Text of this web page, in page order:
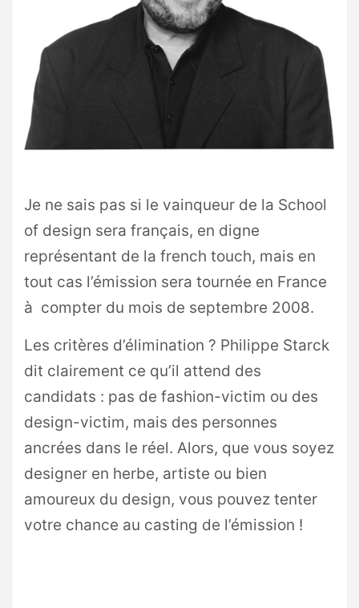
Je ne sais pas si le vainqueur de la School
of design sera français, en digne
représentant de la french touch, mais en
tout cas l’émission sera tournée en France
à compter du mois de septembre 2008.
Les critères d’élimination ? Philippe Starck
dit clairement ce qu’il attend des
candidats : pas de fashion-victim ou des
design-victim, mais des personnes
ancrées dans le réel. Alors, que vous soyez
designer en herbe, artiste ou bien
amoureux du design, vous pouvez tenter
votre chance au casting de l’émission !